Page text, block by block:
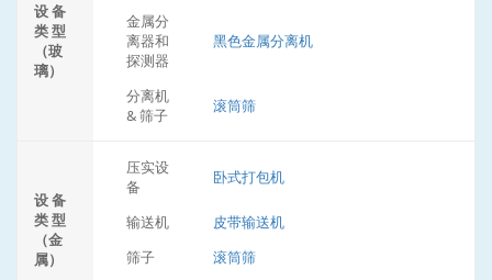
设 备
类 型
（玻
璃）
金属分
离器和
探测器
黑色金属分离机
分离机
& 筛子
滚筒筛
设 备
类 型
（金
属）
压实设
备
卧式打包机
输送机
皮带输送机
筛子
滚筒筛